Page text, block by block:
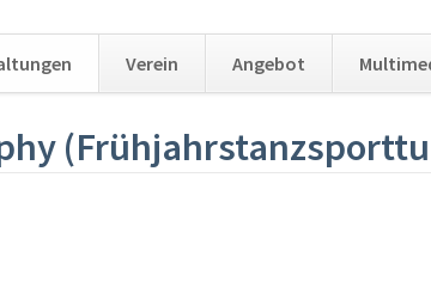
Verein Angebot